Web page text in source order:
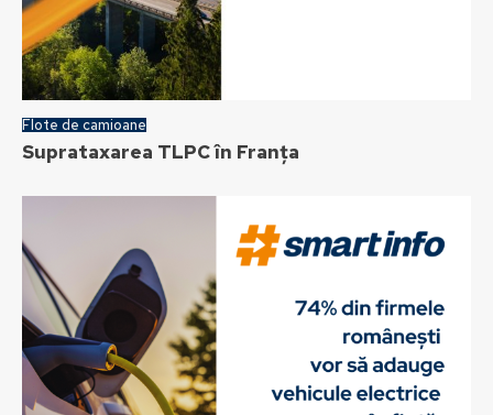
Flote de camioane
Suprataxarea TLPC în Franța